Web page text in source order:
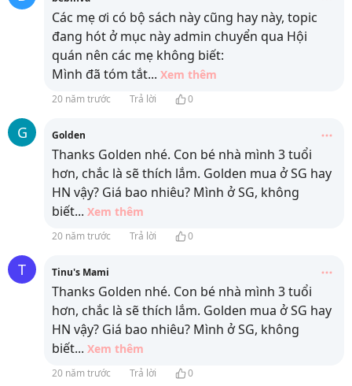
Các mẹ ơi có bộ sách này cũng hay này, topic
đang hót ở mục này admin chuyển qua Hội
quán nên các mẹ không biết:
Mình đã tóm tắt... Xem thêm
20 năm trước Trả lời 0
G Golden
Thanks Golden nhé. Con bé nhà mình 3 tuổi
hơn, chắc là sẽ thích lắm. Golden mua ở SG hay
HN vậy? Giá bao nhiêu? Mình ở SG, không
biết... Xem thêm
20 năm trước Trả lời 0
T Tinu's Mami
Thanks Golden nhé. Con bé nhà mình 3 tuổi
hơn, chắc là sẽ thích lắm. Golden mua ở SG hay
HN vậy? Giá bao nhiêu? Mình ở SG, không
biết... Xem thêm
20 năm trước Trả lời 0